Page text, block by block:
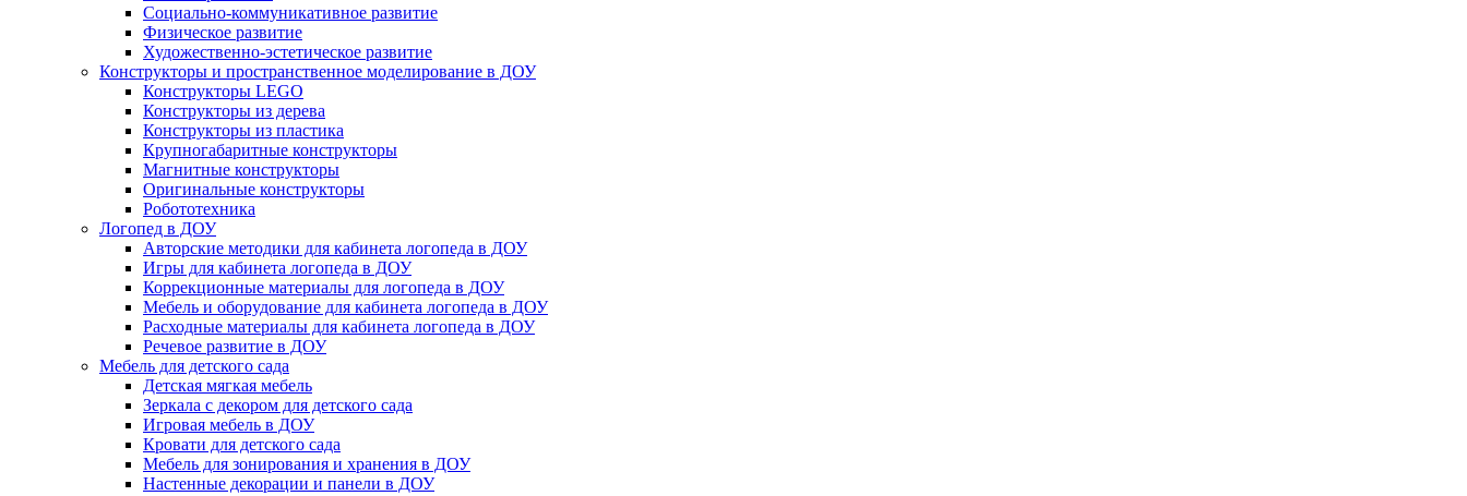
Социально-коммуникативное развитие
Физическое развитие
Художественно-эстетическое развитие
Конструкторы и пространственное моделирование в ДОУ
Конструкторы LEGO
Конструкторы из дерева
Конструкторы из пластика
Крупногабаритные конструкторы
Магнитные конструкторы
Оригинальные конструкторы
Робототехника
Логопед в ДОУ
Авторские методики для кабинета логопеда в ДОУ
Игры для кабинета логопеда в ДОУ
Коррекционные материалы для логопеда в ДОУ
Мебель и оборудование для кабинета логопеда в ДОУ
Расходные материалы для кабинета логопеда в ДОУ
Речевое развитие в ДОУ
Мебель для детского сада
Детская мягкая мебель
Зеркала с декором для детского сада
Игровая мебель в ДОУ
Кровати для детского сада
Мебель для зонирования и хранения в ДОУ
Настенные декорации и панели в ДОУ